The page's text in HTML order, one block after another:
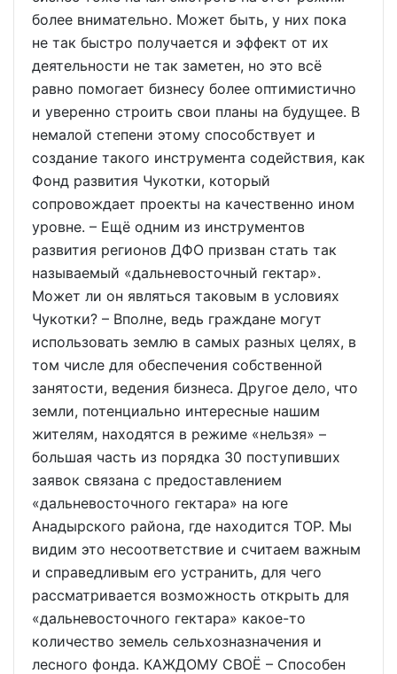
более внимательно. Может быть, у них пока
не так быстро получается и эффект от их
деятельности не так заметен, но это всё
равно помогает бизнесу более оптимистично
и уверенно строить свои планы на будущее. В
немалой степени этому способствует и
создание такого инструмента содействия, как
Фонд развития Чукотки, который
сопровождает проекты на качественно ином
уровне. – Ещё одним из инструментов
развития регионов ДФО призван стать так
называемый «дальневосточный гектар».
Может ли он являться таковым в условиях
Чукотки? – Вполне, ведь граждане могут
использовать землю в самых разных целях, в
том числе для обеспечения собственной
занятости, ведения бизнеса. Другое дело, что
земли, потенциально интересные нашим
жителям, находятся в режиме «нельзя» –
большая часть из порядка 30 поступивших
заявок связана с предоставлением
«дальневосточного гектара» на юге
Анадырского района, где находится ТОР. Мы
видим это несоответствие и считаем важным
и справедливым его устранить, для чего
рассматривается возможность открыть для
«дальневосточного гектара» какое-то
количество земель сельхозназначения и
лесного фонда. КАЖДОМУ СВОЁ – Способен